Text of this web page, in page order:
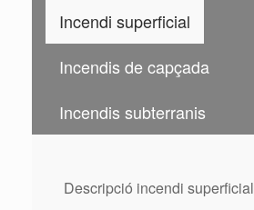
Incendi superficial
Incendis de capçada
Incendis subterranis
Descripció incendi superficial